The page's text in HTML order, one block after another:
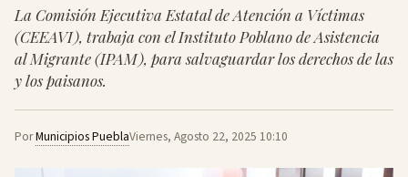
La Comisión Ejecutiva Estatal de Atención a Víctimas
(CEEAVI), trabaja con el Instituto Poblano de Asistencia
al Migrante (IPAM), para salvaguardar los derechos de las
y los paisanos.
PorMunicipios PueblaViernes, Agosto 22, 2025 10:10